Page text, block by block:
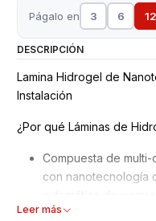
Págalo en 3 6 12
DESCRIPCIÓN
Lamina Hidrogel de
Instalación
¿Por qué Láminas de
Compuesta de
con nanotecnología
Mejor adaptación y
Leer más